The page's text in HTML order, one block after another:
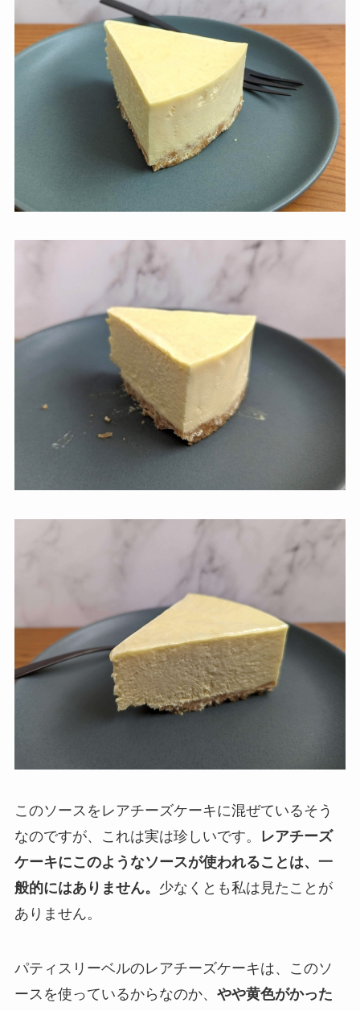
このソースをレアチーズケーキに混ぜているそう
なのですが、これは実は珍しいです。
レアチーズ
ケーキにこのようなソースが使われることは、一
般的にはありません。 少なくとも私は見たことが
ありません。
パティスリーベルのレアチーズケーキは、このソ
ースを使っているからなのか、 やや黄色がかった